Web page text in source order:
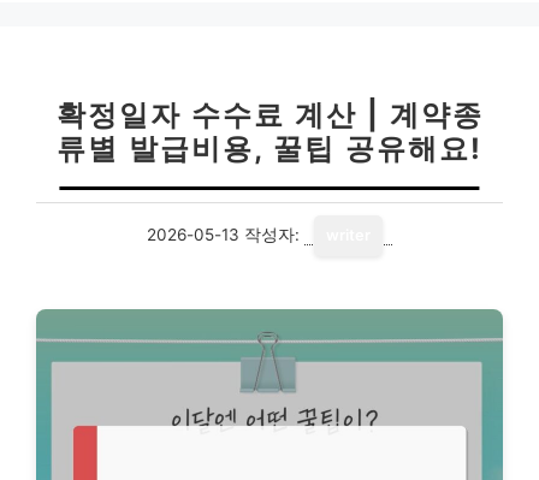
확정일자 수수료 계산 | 계약종
류별 발급비용, 꿀팁 공유해요!
2026-05-13 작성자: